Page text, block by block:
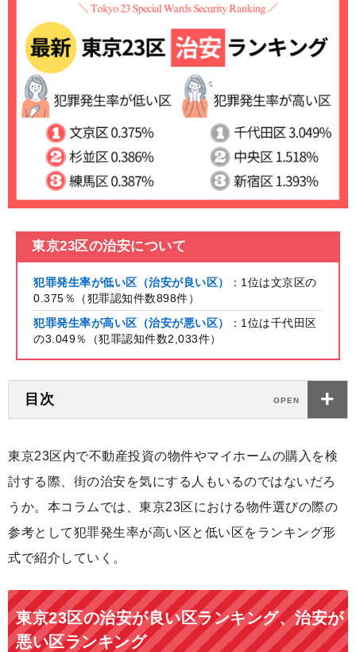
東京23区の治安について
犯罪発生率が低い区（治安が良い区）
：1位は文京区の
0.375％（犯罪認知件数898件）
犯罪発生率が高い区（治安が悪い区）
：1位は千代田区
の3.049％（犯罪認知件数2,033件）
目次
東京23区内で不動産投資の物件やマイホームの購入を検
討する際、街の治安を気にする人もいるのではないだろ
うか。本コラムでは、東京23区における物件選びの際の
参考として犯罪発生率が高い区と低い区をランキング形
式で紹介していく。
東京23区の治安が良い区ランキング、治安が
悪い区ランキング